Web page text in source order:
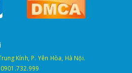
Kính, P. Yên Hòa, Hà Nội.
0901.732.999